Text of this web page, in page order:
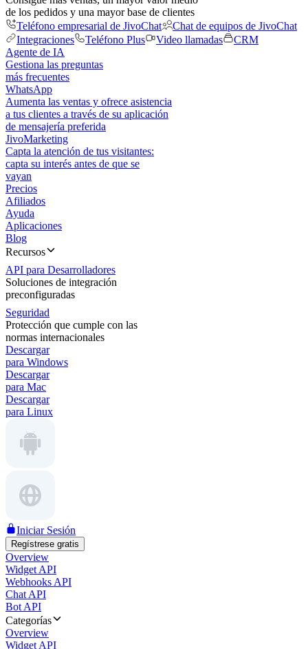
de los pedidos y una mayor base de clientes
Teléfono empresarial de JivoChat
Chat de equipos de JivoChat
Integraciones
Teléfono Plus Video llamadas
CRM
Agente de IA
Gestiona las preguntas
más frecuentes
WhatsApp
Aumenta las ventas y ofrece asistencia
a tus clientes a través de su aplicación
de mensajería preferida
JivoMarketing
Capta la atención de tus visitantes:
capta su interés antes de que se
vayan
Precios
Afiliados
Ayuda
Aplicaciones
Blog
Recursos
API para Desarrolladores
Soluciones de integración
preconfiguradas
Seguridad
Protección que cumple con las
normas internacionales
Descargar
para Windows
Descargar
para Mac
Descargar
para Linux
Iniciar Sesión
Regístrese gratis
Overview
Widget API
Webhooks API
Chat API
Bot API
Categorías
Overview
Widget API